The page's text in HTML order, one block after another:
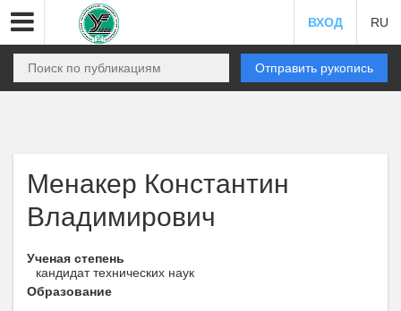
ВХОД RU
Отправить рукопись
Менакер Константин
Владимирович
Ученая степень
кандидат технических наук
Образование